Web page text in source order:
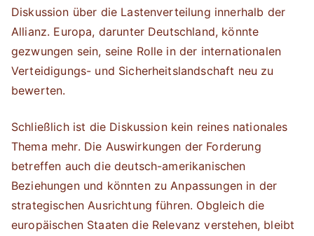
Diskussion über die Lastenverteilung innerhalb der
Allianz. Europa, darunter Deutschland, könnte
gezwungen sein, seine Rolle in der internationalen
Verteidigungs- und Sicherheitslandschaft neu zu
bewerten.
Schließlich ist die Diskussion kein reines nationales
Thema mehr. Die Auswirkungen der Forderung
betreffen auch die deutsch-amerikanischen
Beziehungen und könnten zu Anpassungen in der
strategischen Ausrichtung führen. Obgleich die
europäischen Staaten die Relevanz verstehen, bleibt